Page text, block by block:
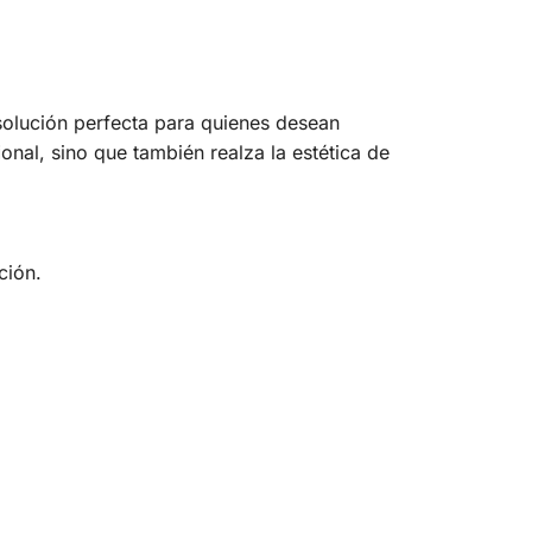
perfecta para quienes desean
sino que también realza la estética de